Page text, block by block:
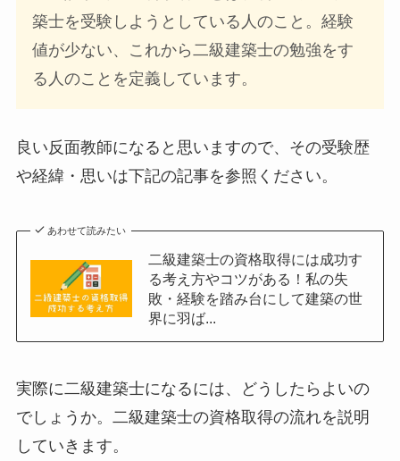
築士を受験しようとしている人のこと。経験
値が少ない、これから二級建築士の勉強をす
る人のことを定義しています。
良い反面教師になると思いますので、その受験歴
や経緯・思いは下記の記事を参照ください。
あわせて読みたい
二級建築士の資格取得には成功す
る考え方やコツがある！私の失
敗・経験を踏み台にして建築の世
界に羽ば...
実際に二級建築士になるには、どうしたらよいの
でしょうか。二級建築士の資格取得の流れを説明
していきます。